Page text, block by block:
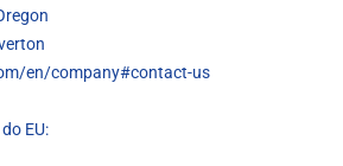
en/company#contact-us
EU: